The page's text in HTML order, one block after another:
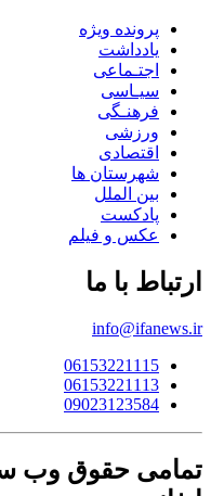
پرونده ویژه
یادداشت
اجتـماعی
سیـاسی
فرهنـگی
ورزشی
اقتصادی
شهرستان ها
بین الملل
پادکست
عکس و فیلم
ارتباط با ما
info@ifanews.ir
06153221115
06153221113
09023123584
تمامی حقوق وب